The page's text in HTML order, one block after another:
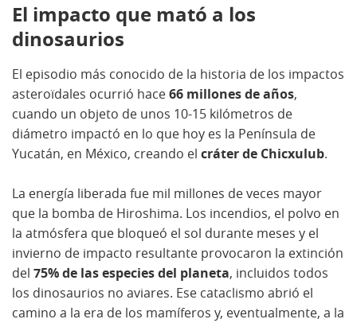
El impacto que mató a los
dinosaurios
El episodio más conocido de la historia de los impactos
asteroïdales ocurrió hace66 millones de años,
cuando un objeto de unos 10-15 kilómetros de
diámetro impactó en lo que hoy es la Península de
Yucatán, en México, creando el cráter de Chicxulub.
La energía liberada fue mil millones de veces mayor
que la bomba de Hiroshima. Los incendios, el polvo en
la atmósfera que bloqueó el sol durante meses y el
invierno de impacto resultante provocaron la extinción
del 75% de las especies del planeta, incluidos todos
los dinosaurios no aviares. Ese cataclismo abrió el
camino a la era de los mamíferos y, eventualmente, a la